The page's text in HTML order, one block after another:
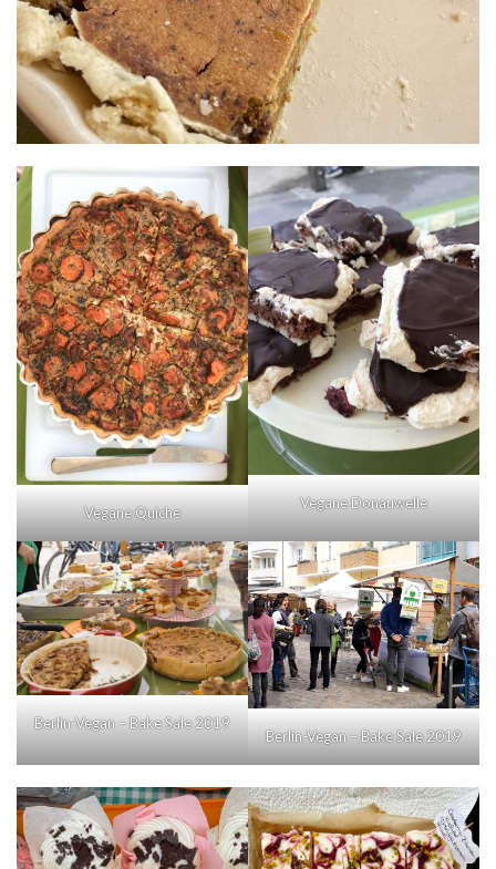
Vegane Quiche
Vegane Donauwelle
Berlin-Vegan – Bake Sale 2019
Berlin-Vegan – Bake Sale 2019